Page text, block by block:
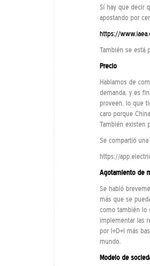
Sí hay que decir
apostando por
https://
También se está
Precio
Hablamos de
demanda, y es
proveen, lo que
caro porque
También existen
Se compartió
https://
Agotamiento de
Se habló
más que se
como también lo
implementar las
por I+D+I más
mundo.
Modelo de